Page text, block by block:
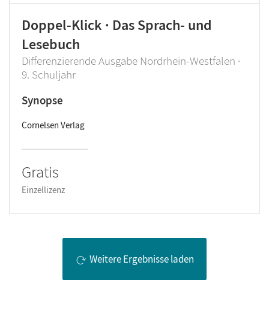
Doppel-Klick · Das Sprach- und
Lesebuch
Differenzierende Ausgabe Nordrhein-Westfalen ·
9. Schuljahr
Synopse
Cornelsen Verlag
Gratis
Einzellizenz
Weitere Ergebnisse laden